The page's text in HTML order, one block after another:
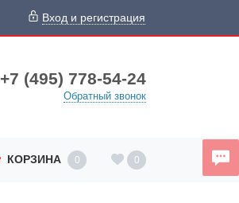
Вход и регистрация
+7 (495) 778-54-24
Обратный звонок
КОРЗИНА 0 0